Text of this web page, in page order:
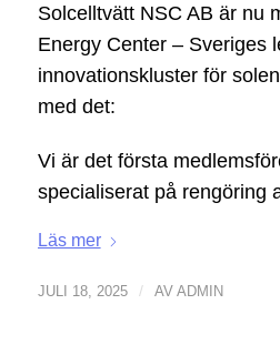
Solcelltvätt NSC AB är nu
Energy Center – Sveriges
innovationskluster för
med det:
Vi är det första
specialiserat på rengöring
Läs mer
JULI 18, 2025 / AV ADMIN